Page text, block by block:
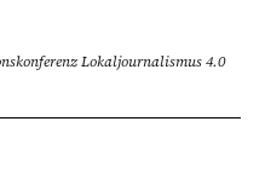
Lokaljournalismus 4.0